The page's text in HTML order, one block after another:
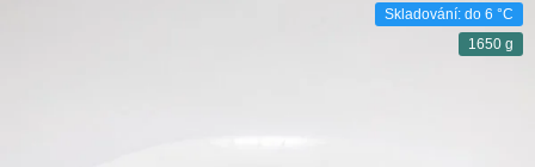
Skladování: do 6 °C
1650 g